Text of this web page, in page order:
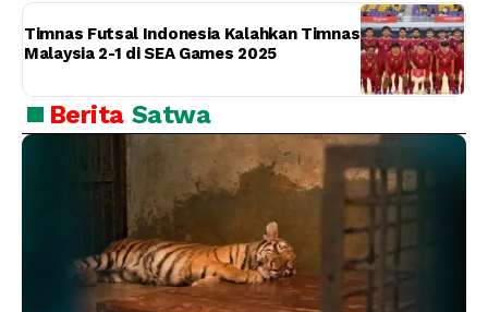
Timnas Futsal Indonesia Kalahkan Timnas
Malaysia 2-1 di SEA Games 2025
Berita Satwa